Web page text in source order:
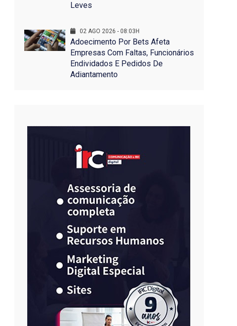
Leves
02 AGO 2026 - 08:03H
Adoecimento Por Bets Afeta
Empresas Com Faltas, Funcionários
Endividados E Pedidos De
Adiantamento